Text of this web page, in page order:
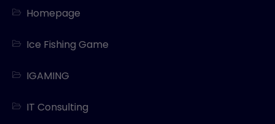
Homepage
Ice Fishing Game
IGAMING
IT Consulting